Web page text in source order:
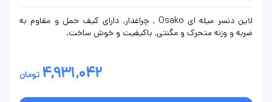
لاین دنسر میله ای Osako , چراغدار, دارای کیف حمل و مقاوم به
ضربه و وزنه متحرک و مگنتی, باکیفیت و خوش ساخت.
4,931,042 تومان